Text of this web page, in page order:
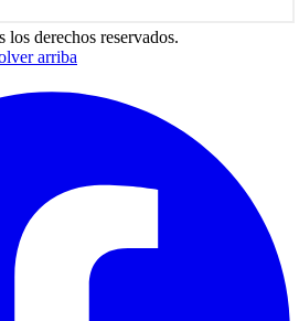
derechos reservados.
arriba